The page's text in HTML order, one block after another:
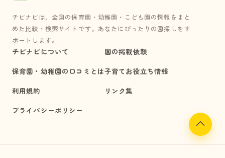
チビナビは、全国の保育園・幼稚園・こども園の情報をまと
めた比較・検索サイトです。あなたにぴったりの園探しをサ
ポートします。
チビナビについて
保育園・幼稚園の口コミとは
利用規約
プライバシーポリシー
園の掲載依頼
子育てお役立ち情報
リンク集